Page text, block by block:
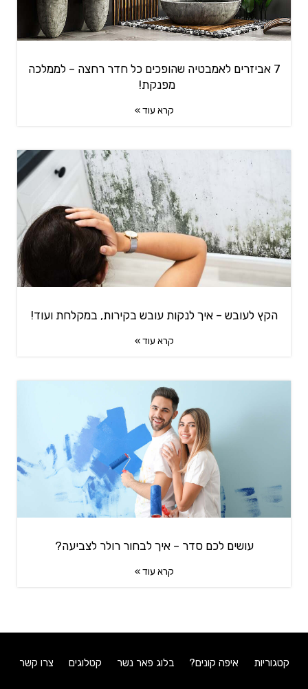
7 אביזרים לאמבטיה שהופכים כל חדר רחצה – לממלכה
מפנקת!
קרא עוד »
הקץ לעובש – איך לנקות עובש בקירות, במקלחת ועוד!
קרא עוד »
עושים לכם סדר – איך לבחור רולר לצביעה?
קרא עוד »
קטגוריות איפה קונים? בלוג פאר נשר קטלוגים צרו קשר